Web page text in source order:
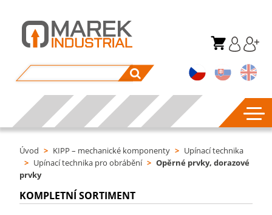
Úvod > KIPP – mechanické komponenty > Upínací technika
> Upínací technika pro obrábění > Opěrné prvky, dorazové
prvky
KOMPLETNÍ SORTIMENT